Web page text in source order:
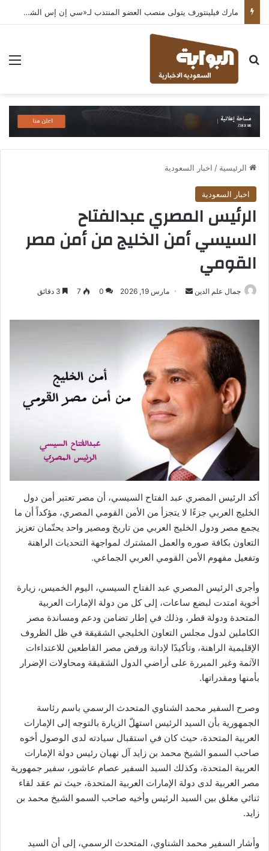
مارك فيلينتورف يتولى منصب العضو المنتدب لـ«سي إن إس الشرق الأوسط» ويشرف على شركات قطاع التكنولوجيا ضمن مجموعة غباش
بحث عن
الرئيسية / اخبار السعودية
اخبار السعودية
الرئيس المصري عبدالفتاح
السيسي أمن الخليج من أمن مصر
القومي
جمال علم الدين
أرسل
إلكترونيا
مارس 19, 2026 0
7
أكد الرئيس المصري عبد الفتاح السيسي، أن مصر تعتبر أمن دول
الخليج العربي جزءًا لا يتجزأ من الأمن القومي المصري، مؤكداً أن ما
يجمع مصر ودول الخليج العربي من تاريخ ومصير واحد يحتّمان تعزيز
التعاون بكافة صوره والعمل المشترك لمواجهة التحديات الراهنة
وتفعيل مفهوم الأمن القومي العربي الجماعي.
وأجرى الرئيس المصري عبد الفتاح السيسي، اليوم الخميس، زيارة
أخوية امتدت لبضع ساعات، إلى كل من دولة الإمارات العربية
المتحدة ودولة قطر، وذلك في إطار تضامن ودعم ومساندة مصر
الكاملين لدول مجلس التعاون الخليجي الشقيقة في ظل الظروف
الإقليمية الراهنة، وتأكيدًا لإدانة ورفض مصر القاطعين للاعتداءات
الآثمة وغير المبررة على أراضي الدول الشقيقة ومحاولات الإضرار
بأمنها ومقدراتها.
وصرح السفير محمد الشناوي المتحدث الرسمي باسم رئاسة
الجمهورية بأن السيد الرئيس استهلّ الزيارة بالتوجه إلى الإمارات
العربية المتحدة، حيث كان في استقبال سيادته لدى الوصول أخوه
صاحب السمو الشيخ محمد بن زايد آل نهيان رئيس دولة الإمارات
العربية المتحدة، وكذلك السيد السفير عصام عاشور، سفير جمهورية
مصر العربية لدى دولة الإمارات العربية المتحدة، حيث تم عقد لقاء
ثنائي مغلق بين السيد الرئيس وأخيه صاحب السمو الشيخ محمد بن
زايد.
وأشار السفير محمد الشناوي، المتحدث الرسمي، إلى أن السيد